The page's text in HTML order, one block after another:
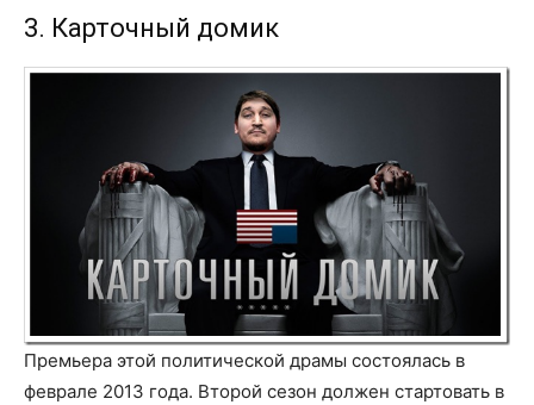
3. Карточный домик
Премьера этой политической драмы состоялась в
феврале 2013 года. Второй сезон должен стартовать в